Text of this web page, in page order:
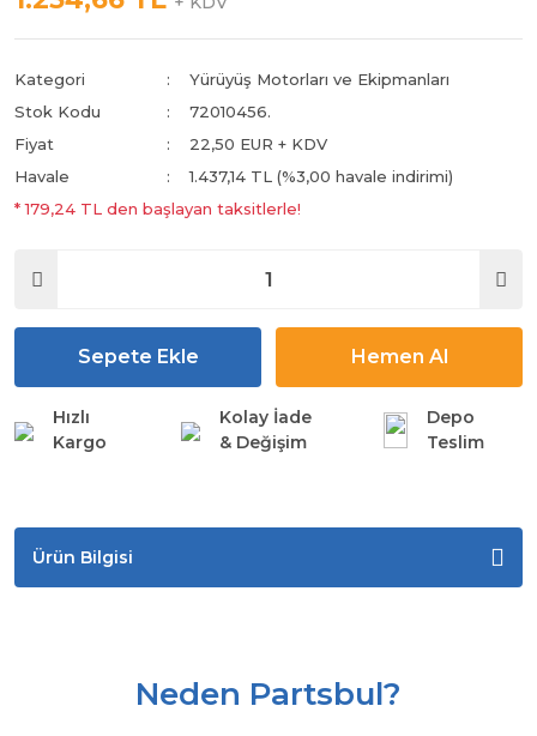
Kategori
Yürüyüş Motorları ve Ekipmanları
Stok Kodu
72010456.
Fiyat
22,50 EUR + KDV
Havale
1.437,14 TL (%3,00 havale indirimi)
* 179,24 TL den başlayan taksitlerle!
Sepete Ekle Hemen Al
Hızlı
Kargo
Kolay İade
& Değişim
Depo
Teslim
Ürün Bilgisi
Neden Partsbul?